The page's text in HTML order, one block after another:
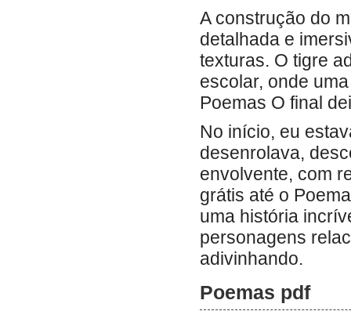
A construção do
detalhada e
texturas. O tigre
escolar, onde
Poemas O final
No início, eu
desenrolava,
envolvente, com
grátis até o
uma história
personagens
adivinhando.
Poemas pdf